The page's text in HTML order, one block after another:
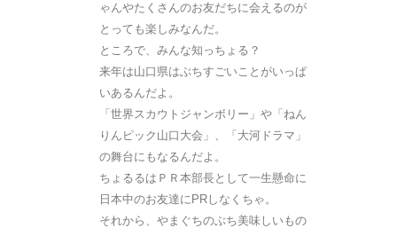
ゃんやたくさんのお友だちに会えるのが
とっても楽しみなんだ。
ところで、みんな知っちょる？
来年は山口県はぶちすごいことがいっぱ
いあるんだよ。
「世界スカウトジャンボリー」や「ねん
りんピック山口大会」、「大河ドラマ」
の舞台にもなるんだよ。
ちょるるはＰＲ本部長として一生懸命に
日本中のお友達にPRしなくちゃ。
それから、やまぐちのぶち美味しいもの